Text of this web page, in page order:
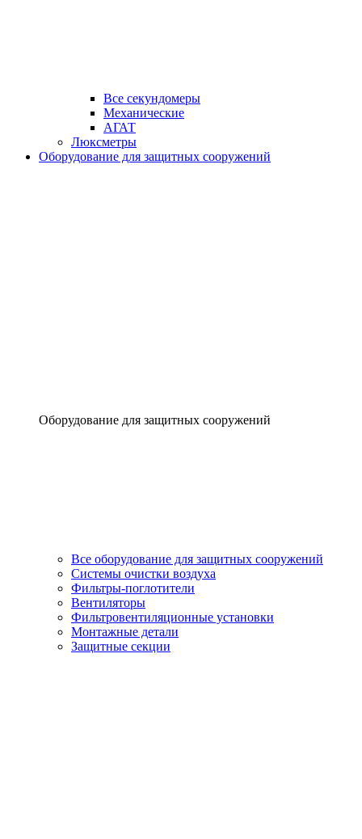
Все секундомеры
Механические
АГАТ
Люксметры
Оборудование для защитных сооружений
Оборудование для защитных сооружений
Все оборудование для защитных сооружений
Системы очистки воздуха
Фильтры-поглотители
Вентиляторы
Фильтровентиляционные установки
Монтажные детали
Защитные секции